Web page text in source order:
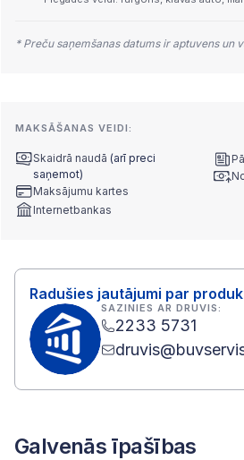
* Preču saņemšanas datums ir aptuvens un
MAKSĀŠANAS VEIDI:
Skaidrā naudā (arī preci
saņemot)
Maksājumu kartes
Internetbankas
Radušies jautājumi par
SAZINIES AR DRUVIS:
2233 5731
Galvenās īpašības